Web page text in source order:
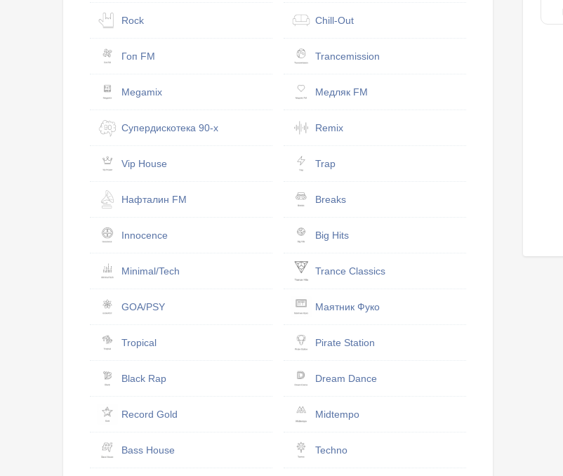
Rock Chill-Out
Гоп FM Trancemission
Megamix Медляк FM
Супердискотека 90-х Remix
Vip House Trap
Нафталин FM Breaks
Innocence Big Hits
Minimal/Tech Trance Classics
GOA/PSY Маятник Фуко
Tropical Pirate Station
Black Rap Dream Dance
Record Gold Midtempo
Bass House Techno